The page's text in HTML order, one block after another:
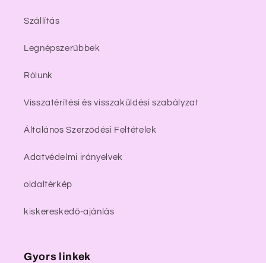
Szállítás
Legnépszerűbbek
Rólunk
Visszatérítési és visszaküldési szabályzat
Általános Szerződési Feltételek
Adatvédelmi irányelvek
oldaltérkép
kiskereskedő-ajánlás
Gyors linkek